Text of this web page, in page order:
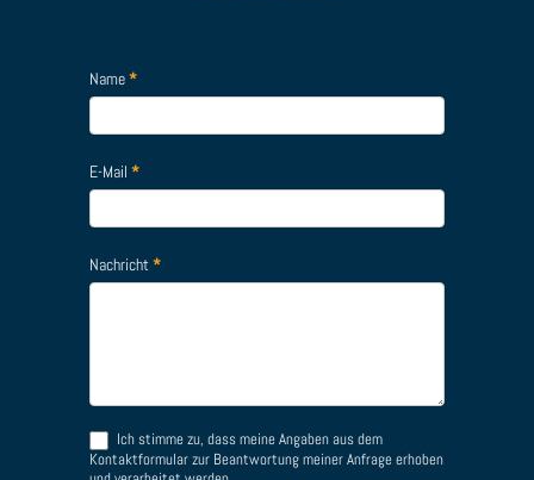
Name*
E-Mail *
Nachricht*
Ich stimme zu, dass meine Angaben aus dem
Kontaktformular zur Beantwortung meiner Anfrage erhoben